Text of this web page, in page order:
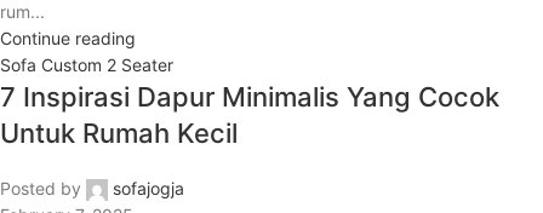
rum...
Continue reading
Sofa Custom 2 Seater
7 Inspirasi Dapur Minimalis Yang Cocok
Untuk Rumah Kecil
Posted by
sofajogja